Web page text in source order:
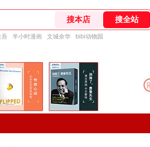
吾 半小时漫画 文城余华 bibi动物园